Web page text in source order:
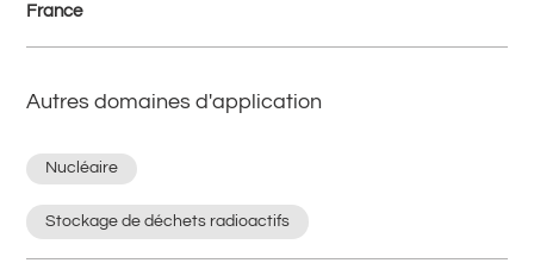
France
Autres domaines d'application
Nucléaire
Stockage de déchets radioactifs